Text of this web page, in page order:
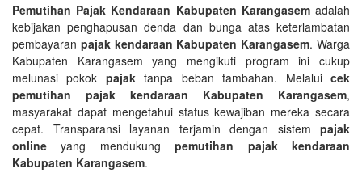
Pemutihan Pajak Kendaraan Kabupaten Karangasemadalah
kebijakan penghapusan denda dan bunga atas keterlambatan
pembayaran pajak kendaraan Kabupaten Karangasem. Warga
Kabupaten Karangasem yang mengikuti program ini cukup
melunasi pokok pajaktanpa beban tambahan. Melaluicek
pemutihan pajak kendaraan Kabupaten Karangasem,
masyarakat dapat mengetahui status kewajiban mereka secara
cepat. Transparansi layanan terjamin dengan sistem pajak
online yang mendukungpemutihan pajak kendaraan
Kabupaten Karangasem.